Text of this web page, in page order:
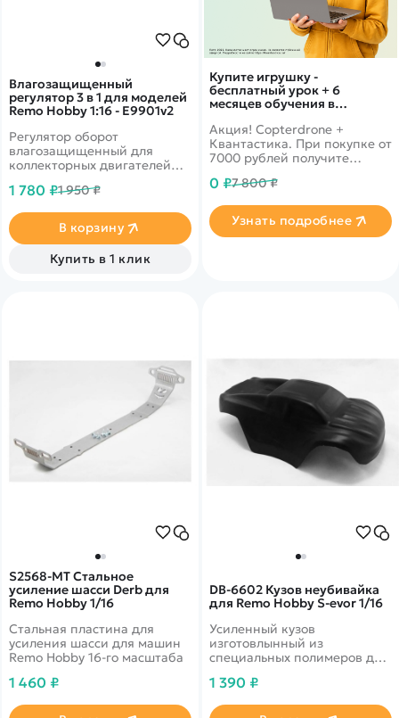
Купите игрушку -
бесплатный урок + 6
месяцев обучения в
Акция! Copterdrone +
Квантастика. При покупке от
7000 рублей получите
нашего партнера
0 ₽7 800 ₽
Узнать подробнее
Влагозащищенный
регулятор 3 в 1 для моделей
Remo Hobby 1:16 - E9901v2
Регулятор оборот
влагозащищенный для
коллекторных двигателей
фирмы Remo Hobby.
моделей второй версии.
1 780 ₽1 950 ₽
В корзину
Купить в 1 клик
S2568-MT Стальное
усиление шасси Derb для
Remo Hobby 1/16
Стальная пластина для
усиления шасси для машин
Remo Hobby 16-го масштаба
1 460 ₽
DB-6602 Кузов неубивайка
для Remo Hobby S-evor 1/16
Усиленный кузов
изготовлынный из
специальных полимеров для
масштаба
1 390 ₽